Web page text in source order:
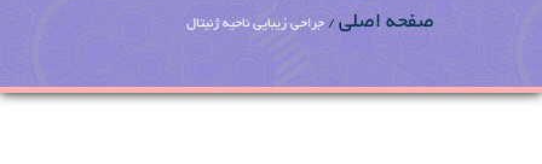
صفحه اصلی / جراحی زیبایی ناحیه ژنیتال